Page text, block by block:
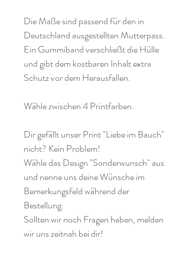
Die Maße sind passend für den in
Deutschland ausgestellten Mutterpass.
Ein Gummiband verschließt die Hülle
und gibt dem kostbaren Inhalt extra
Schutz vor dem Herausfallen.
Wähle zwischen 4 Printfarben.
Dir gefällt unser Print "Liebe im Bauch"
nicht? Kein Problem!
Wähle das Design "Sonderwunsch" aus
und nenne uns deine Wünsche im
Bemerkungsfeld während der
Bestellung.
Sollten wir noch Fragen haben, melden
wir uns zeitnah bei dir!